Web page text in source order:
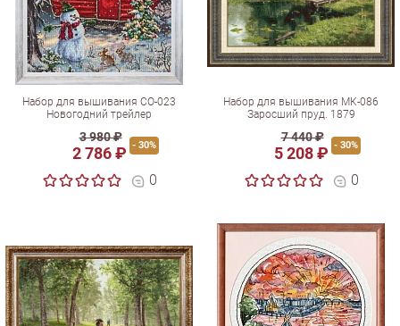
Набор для вышивания СО-023
Новогодний трейлер
3 980 ₽
2 786 ₽ - 30%
0
Набор для вышивания МК-086
Заросший пруд. 1879
7 440 ₽
5 208 ₽ - 30%
0